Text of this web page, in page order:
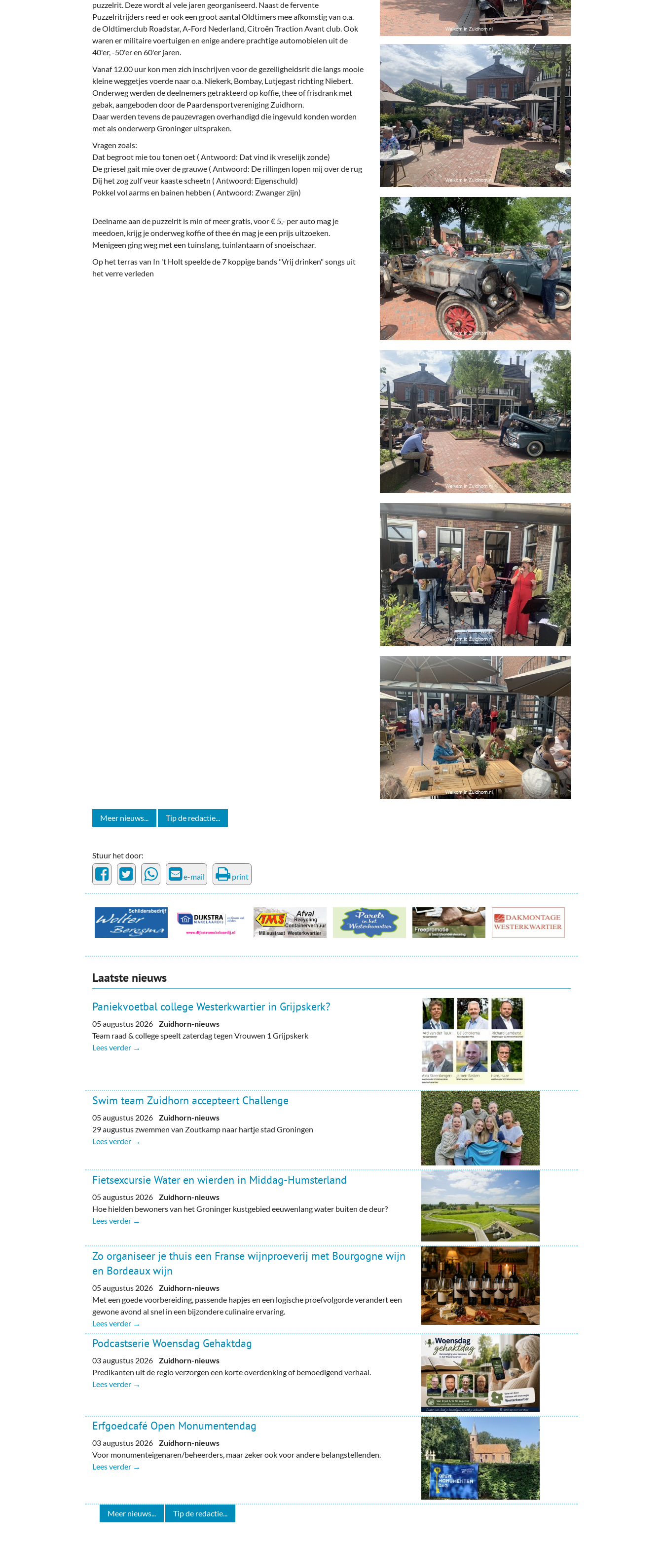
Zuidhorners
On-line bestellen in Zuidhorn
Financiën, Makelaars & Hypotheken
Diensten, Gemak & Zakelijk
(Ver) Bouw & Onderhoud
Bedrijventerreinen
Bedrijven in de Regio Zuidhorn
Bedrijven van Vroeger
puzzelrit. Deze wordt al vele jaren georganiseerd. Naast de fervente
Puzzelritrijders reed er ook een groot aantal Oldtimers mee afkomstig van o.a.
de Oldtimerclub Roadstar, A-Ford Nederland, Citroën Traction Avant club. Ook
waren er militaire voertuigen en enige andere prachtige automobielen uit de
40'er, -50'er en 60'er jaren.
Vanaf 12.00 uur kon men zich inschrijven voor de gezelligheidsrit die langs mooie
kleine weggetjes voerde naar o.a. Niekerk, Bombay, Lutjegast richting Niebert.
Onderweg werden de deelnemers getrakteerd op koffie, thee of frisdrank met
gebak, aangeboden door de Paardensportvereniging Zuidhorn.
Daar werden tevens de pauzevragen overhandigd die ingevuld konden worden
met als onderwerp Groninger uitspraken.
Vragen zoals:
Dat begroot mie tou tonen oet ( Antwoord: Dat vind ik vreselijk zonde)
De griesel gait mie over de grauwe ( Antwoord: De rillingen lopen mij over de rug
Dij het zog zulf veur kaaste scheetn ( Antwoord: Eigenschuld)
Pokkel vol aarms en bainen hebben ( Antwoord: Zwanger zijn)
Deelname aan de puzzelrit is min of meer gratis, voor € 5,- per auto mag je
meedoen, krijg je onderweg koffie of thee én mag je een prijs uitzoeken.
Menigeen ging weg met een tuinslang, tuinlantaarn of snoeischaar.
Op het terras van In 't Holt speelde de 7 koppige bands "Vrij drinken" songs uit
het verre verleden
Meer nieuws... Tip de redactie...
Stuur het door:
e-mail print
Laatste nieuws
Paniekvoetbal college Westerkwartier in Grijpskerk?
05 augustus 2026Zuidhorn-nieuws
Team raad & college speelt zaterdag tegen Vrouwen 1 Grijpskerk
Lees verder →
Swim team Zuidhorn accepteert Challenge
05 augustus 2026Zuidhorn-nieuws
29 augustus zwemmen van Zoutkamp naar hartje stad Groningen
Lees verder →
Fietsexcursie Water en wierden in Middag-Humsterland
05 augustus 2026Zuidhorn-nieuws
Hoe hielden bewoners van het Groninger kustgebied eeuwenlang water buiten de deur?
Lees verder →
Zo organiseer je thuis een Franse wijnproeverij met Bourgogne wijn
en Bordeaux wijn
05 augustus 2026Zuidhorn-nieuws
Met een goede voorbereiding, passende hapjes en een logische proefvolgorde verandert een
gewone avond al snel in een bijzondere culinaire ervaring.
Lees verder →
Podcastserie Woensdag Gehaktdag
03 augustus 2026Zuidhorn-nieuws
Predikanten uit de regio verzorgen een korte overdenking of bemoedigend verhaal.
Lees verder →
Erfgoedcafé Open Monumentendag
03 augustus 2026Zuidhorn-nieuws
Voor monumenteigenaren/beheerders, maar zeker ook voor andere belangstellenden.
Lees verder →
Meer nieuws... Tip de redactie...